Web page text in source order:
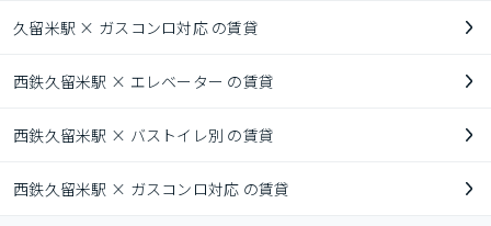
久留米駅 × ガスコンロ対応 の賃貸
西鉄久留米駅 × エレベーター の賃貸
西鉄久留米駅 × バストイレ別 の賃貸
西鉄久留米駅 × ガスコンロ対応 の賃貸